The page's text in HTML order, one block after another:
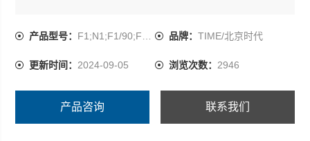
产品型号： F1;N1;F1/90;F10;F400 品牌： TIME/北京时代
更新时间： 2024-09-05 浏览次数： 2946
产品咨询 联系我们